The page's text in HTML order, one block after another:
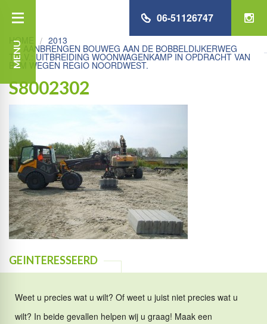
MENU
06-51126747
HOME 2013
AANBRENGEN BOUWEG AAN DE BOBBELDIJKERWEG
T.B.V.: UITBREIDING WOONWAGENKAMP IN OPDRACHT VAN
BAM WEGEN REGIO NOORDWEST.
S8002302
GEINTERESSEERD
Weet u precies wat u wilt? Of weet u juist niet precies wat u
wilt? In beide gevallen helpen wij u graag! Maak een